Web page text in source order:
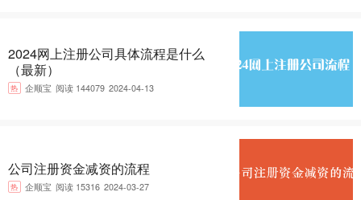
2024网上注册公司具体流程是什么
（最新）
热 企顺宝 阅读 144079 2024-04-13
公司注册资金减资的流程
热 企顺宝 阅读 15316 2024-03-27